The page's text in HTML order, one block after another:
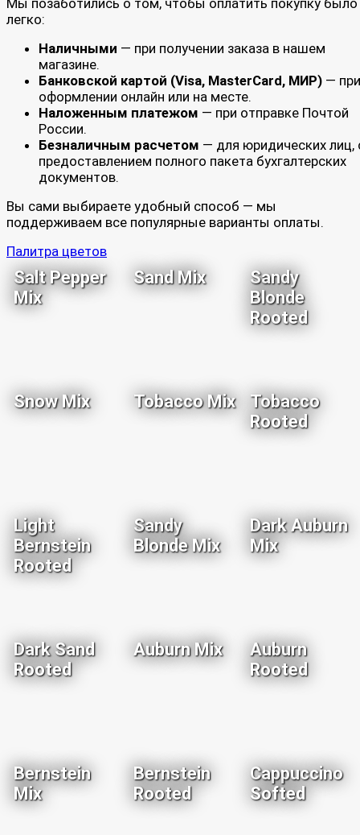
легко:
Наличными — при получении заказа в нашем
магазине.
Банковской картой (Visa, MasterCard, МИР) — при
оформлении онлайн или на месте.
Наложенным платежом — при отправке Почтой
России.
Безналичным расчетом — для юридических лиц,
предоставлением полного пакета бухгалтерских
документов.
Вы сами выбираете удобный способ — мы
поддерживаем все популярные варианты оплаты.
Палитра цветов
Salt Pepper
Mix
Sand Mix
Sandy
Blonde
Rooted
Snow Mix Tobacco Mix
Tobacco
Rooted
Light
Bernstein
Rooted
Sandy
Blonde Mix
Dark Auburn
Mix
Dark Sand
Rooted
Auburn Mix
Auburn
Rooted
Bernstein
Mix
Bernstein
Rooted
Cappuccino
Softed